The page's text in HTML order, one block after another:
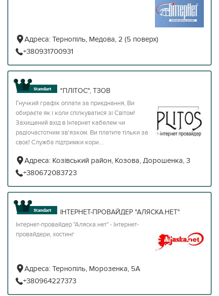
Адреса: Тернопіль, Медова, 2 (5 поверх)
+380931700931
"ПЛІТОС", ТЗОВ
Гнучкий графік оплати за приєднання, Ви
обираєте як і коли спілкуватися зі Світом!
Захищений вхід в Інтернет кабелем чи
радіочастотним зв'язком. Ви платите тільки за
своє! Служба підтримки кори...
Адреса: Козівський район, Козова, Дорошенка, 3
+380672083723
ІНТЕРНЕТ-ПРОВАЙДЕР "АЛЯСКА.НЕТ"
Інтернет-провайдер "Аляска.нет" - Інтернет-
провайдери, хостинг
Адреса: Тернопіль, Морозенка, 5А
+380964227373